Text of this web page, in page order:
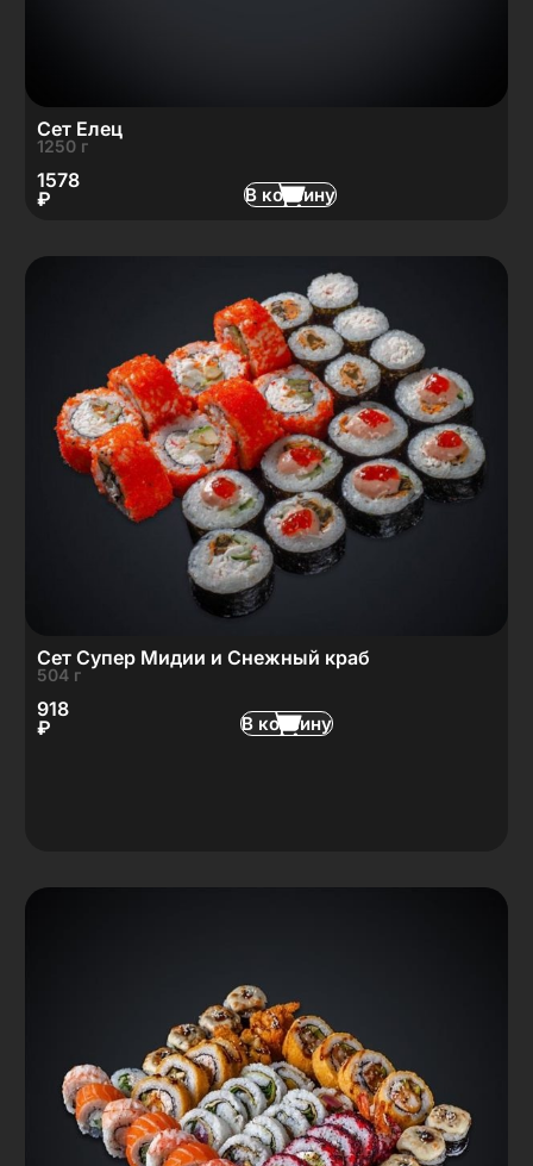
Сет Елец
1250 г
1578
₽
В корзину
Сет Супер Мидии и Снежный краб
504 г
918
₽
В корзину